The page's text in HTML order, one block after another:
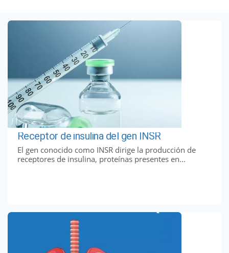
Receptor de insulina del gen INSR
El gen conocido como INSR dirige la producción de
receptores de insulina, proteínas presentes en...